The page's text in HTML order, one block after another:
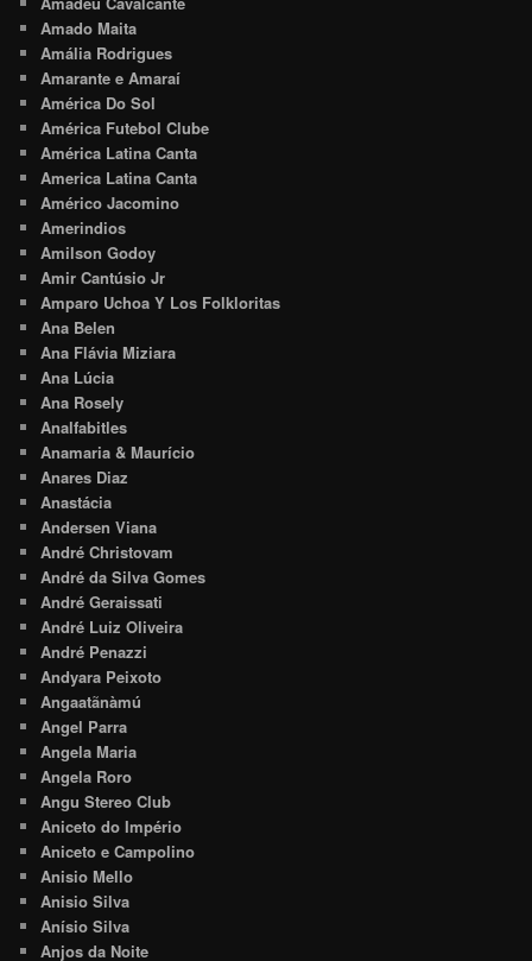
Amado Maita
Amália Rodrigues
Amarante e Amaraí
América Do Sol
América Futebol Clube
América Latina Canta
America Latina Canta
Américo Jacomino
Amerindios
Amilson Godoy
Amir Cantúsio Jr
Amparo Uchoa Y Los Folkloritas
Ana Belen
Ana Flávia Miziara
Ana Lúcia
Ana Rosely
Analfabitles
Anamaria & Maurício
Anares Diaz
Anastácia
Andersen Viana
André Christovam
André da Silva Gomes
André Geraissati
André Luiz Oliveira
André Penazzi
Andyara Peixoto
Angaatãnàmú
Angel Parra
Angela Maria
Angela Roro
Angu Stereo Club
Aniceto do Império
Aniceto e Campolino
Anisio Mello
Anisio Silva
Anísio Silva
Anjos da Noite